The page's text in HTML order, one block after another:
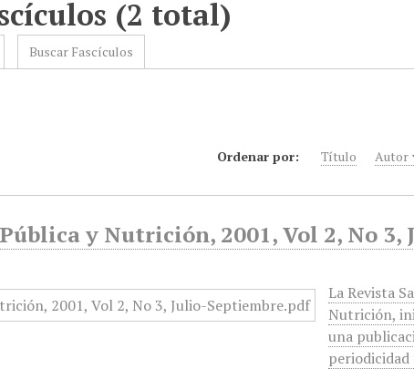
(2 total)
Buscar Fascículos
Ordenar por: Título Autor
y Nutrición, 2001, Vol 2, No 3,
La Revista
Nutrición,
una